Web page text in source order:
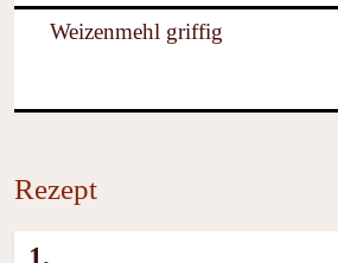
Weizenmehl griffig
Rezept
1.